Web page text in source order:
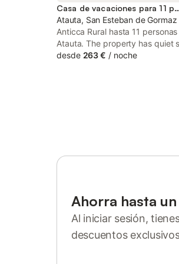
Casa de vacaciones para 11 personas
Atauta, San Esteban de Gormaz
Anticca Rural hasta 11
Atauta. The property has quiet
views.
desde 263 € / noche
Ahorra hasta
Al iniciar sesión,
descuentos